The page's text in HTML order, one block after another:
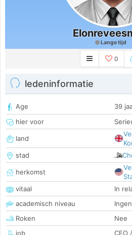
Lange tijd
0
ledeninformatie
Age
39
hier voor
land
stad
herkomst
vitaal
In
academisch niveau
Roken
Nee
job
CEO